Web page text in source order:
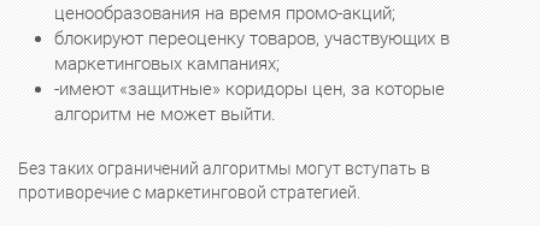
ценообразования на время промо-акций;
блокируют переоценку товаров, участвующих в
маркетинговых кампаниях;
-имеют «защитные» коридоры цен, за которые
алгоритм не может выйти.
Без таких ограничений алгоритмы могут вступать в
противоречие с маркетинговой стратегией.